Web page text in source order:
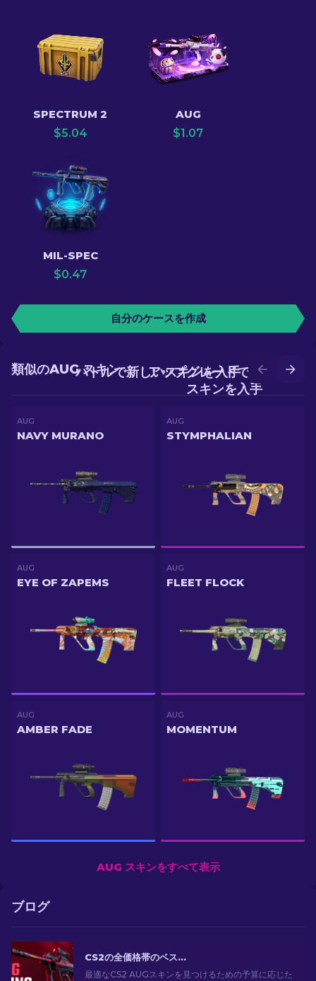
SPECTRUM 2
$5.04
AUG
$1.07
MIL-SPEC
$0.47
自分のケースを作成
アップグレードでより良い
スキンを入手
バトルで新しいスキンを入手
類似のAUG スキン
AUG
NAVY MURANO
AUG
STYMPHALIAN
AUG
EYE OF ZAPEMS
AUG
FLEET FLOCK
AUG
AMBER FADE
AUG
MOMENTUM
AUG スキンをすべて表示
ブログ
CS2の全価格帯のベストAUGスキン[2026]
最適なCS2 AUGスキンを見つけるための予算に応じた